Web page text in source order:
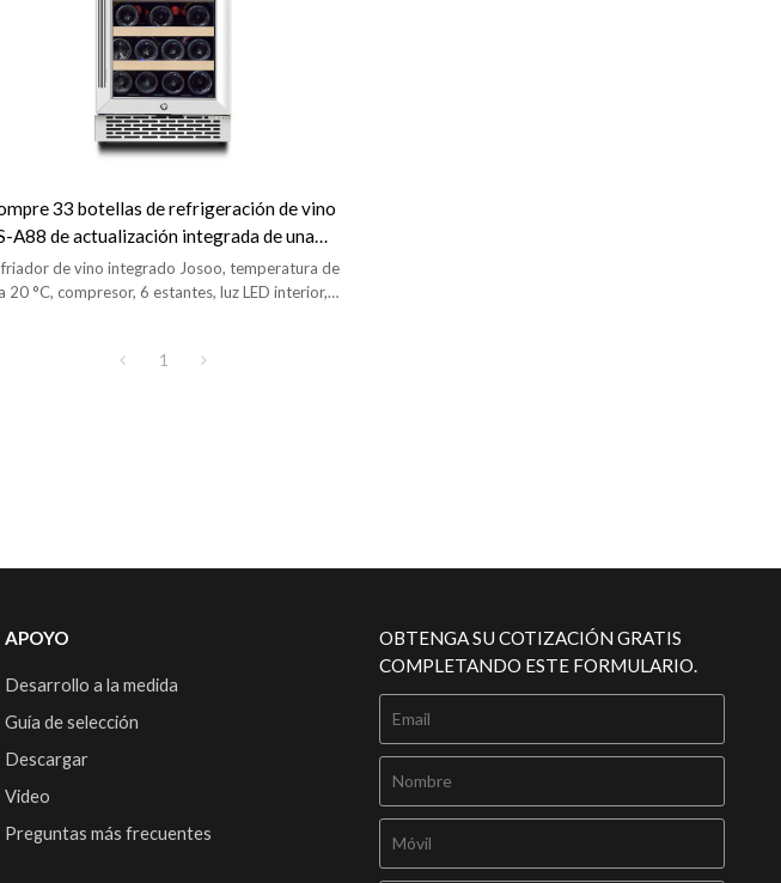
33 botellas de refrigeración de vino
A88 de actualización integrada de una
zona para vino con estante de madera y
y manija de acero inoxidable
de vino integrado Josoo, temperatura de
20 °C, compresor, 6 estantes, luz LED interior,
1
APOYO
Desarrollo a la medida
Guía de selección
Descargar
Video
Preguntas más frecuentes
OBTENGA SU COTIZACIÓN GRATIS
COMPLETANDO ESTE FORMULARIO.